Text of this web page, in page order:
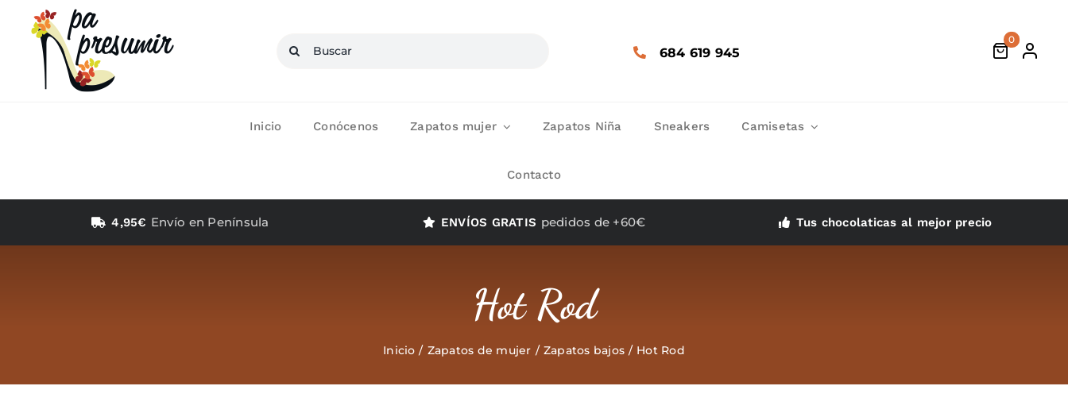
contenido
Buscar:
684 619 945
0
Inicio Conócenos Zapatos mujer Zapatos Niña Sneakers Camisetas
Contacto
4,95€ Envío en Península ENVÍOS GRATIS pedidos de +60€ Tus chocolaticas al mejor precio
Hot Rod
Inicio Zapatos de mujer Zapatos bajos Hot Rod